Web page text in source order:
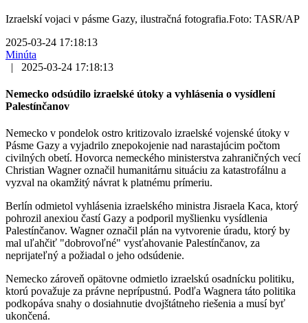
Izraelskí vojaci v pásme Gazy, ilustračná fotografia.Foto: TASR/AP
2025-03-24 17:18:13
Minúta
|
2025-03-24 17:18:13
Nemecko odsúdilo izraelské útoky a vyhlásenia o vysídlení
Palestínčanov
Nemecko v pondelok ostro kritizovalo izraelské vojenské útoky v
Pásme Gazy a vyjadrilo znepokojenie nad narastajúcim počtom
civilných obetí. Hovorca nemeckého ministerstva zahraničných vecí
Christian Wagner označil humanitárnu situáciu za katastrofálnu a
vyzval na okamžitý návrat k platnému prímeriu.
Berlín odmietol vyhlásenia izraelského ministra Jisraela Kaca, ktorý
pohrozil anexiou častí Gazy a podporil myšlienku vysídlenia
Palestínčanov. Wagner označil plán na vytvorenie úradu, ktorý by
mal uľahčiť "dobrovoľné" vysťahovanie Palestínčanov, za
neprijateľný a požiadal o jeho odsúdenie.
Nemecko zároveň opätovne odmietlo izraelskú osadnícku politiku,
ktorú považuje za právne neprípustnú. Podľa Wagnera táto politika
podkopáva snahy o dosiahnutie dvojštátneho riešenia a musí byť
ukončená.